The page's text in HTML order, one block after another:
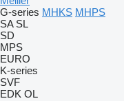
G-series MHKS MHPS
SA SL
SD
MPS
EURO
K-series
SVF
EDK OL